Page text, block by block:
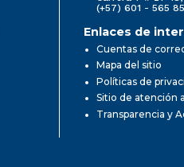
(+57) 601 - 565
Enlaces de
Cuentas de
Mapa del sitio
Políticas de
Sitio de atención
Transparencia y